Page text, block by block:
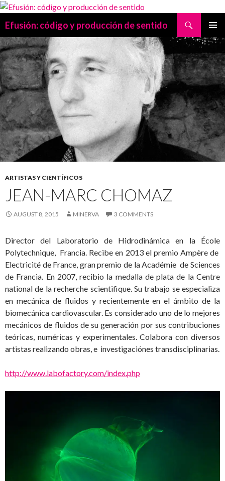
Efusión: código y producción de sentido
TO
CONTENT
ARTISTAS Y CIENTÍFICOS
JEAN-MARC CHOMAZ
AUGUST 8, 2015 MINERVA 3 COMMENTS
Director del Laboratorio de Hidrodinámica en la École
Polytechnique, Francia. Recibe en 2013 el premio Ampère de
Electricité de France, gran premio de la Académie de Sciences
de Francia. En 2007, recibio la medalla de plata de la Centre
national de la recherche scientifique. Su trabajo se especializa
en mecánica de fluidos y recientemente en el ámbito de la
biomecánica cardiovascular. Es considerado uno de lo mejores
mecánicos de fluidos de su generación por sus contribuciones
teóricas, numéricas y experimentales. Colabora con diversos
artistas realizando obras, e investigaciónes transdisciplinarias.
http://www.labofactory.com/index.php